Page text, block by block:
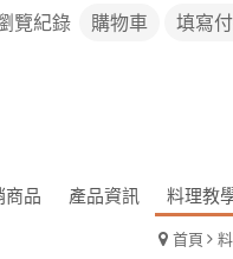
覽紀錄 購物車 填寫
商品 產品資訊 料理教
首頁